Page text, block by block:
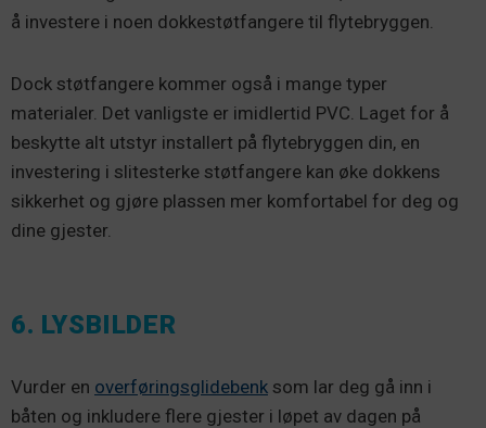
å investere i noen dokkestøtfangere til flytebryggen.
Dock støtfangere kommer også i mange typer
materialer. Det vanligste er imidlertid PVC. Laget for å
beskytte alt utstyr installert på flytebryggen din, en
investering i slitesterke støtfangere kan øke dokkens
sikkerhet og gjøre plassen mer komfortabel for deg og
dine gjester.
6. LYSBILDER
Vurder en overføringsglidebenk som lar deg gå inn i
båten og inkludere flere gjester i løpet av dagen på